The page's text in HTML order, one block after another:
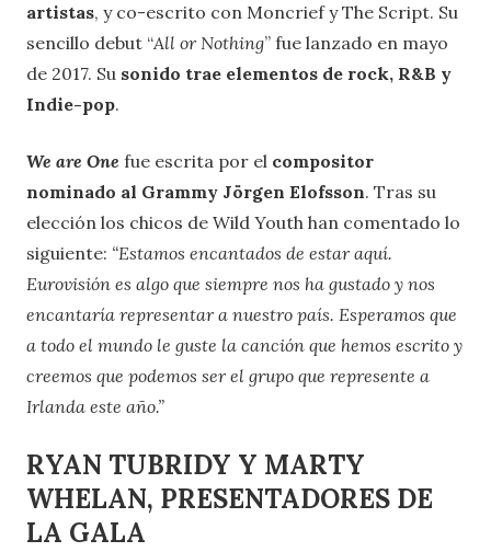
artistas, y co-escrito con Moncrief y The Script. Su
sencillo debut “All or Nothing” fue lanzado en mayo
de 2017. Su sonido trae elementos de rock, R&B y
Indie-pop.
We are One fue escrita por el compositor
nominado al Grammy Jörgen Elofsson. Tras su
elección los chicos de Wild Youth han comentado lo
siguiente: “Estamos encantados de estar aquí.
Eurovisión es algo que siempre nos ha gustado y nos
encantaría representar a nuestro país. Esperamos que
a todo el mundo le guste la canción que hemos escrito y
creemos que podemos ser el grupo que represente a
Irlanda este año.”
RYAN TUBRIDY Y MARTY
WHELAN, PRESENTADORES DE
LA GALA